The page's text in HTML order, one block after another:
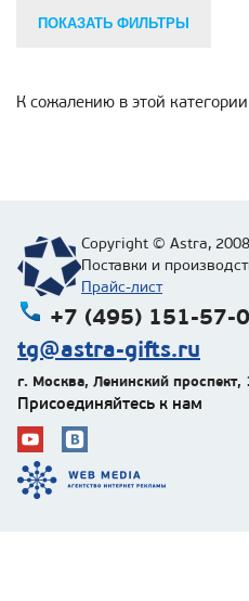
ПОКАЗАТЬ ФИЛЬТРЫ
К сожалению в этой
Copyright © Astra,
Поставки и
Прайс-лист
+7 (495) 151-57-
tg@astra-gifts.ru
г. Москва, Ленинский проспект,
Присоединяйтесь к нам